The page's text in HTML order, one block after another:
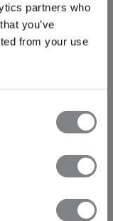
partners who
you’ve
from your use